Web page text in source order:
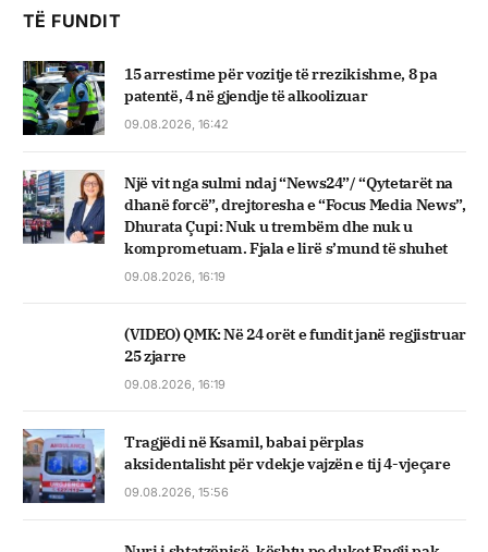
TË FUNDIT
15 arrestime për vozitje të rrezikishme, 8 pa
patentë, 4 në gjendje të alkoolizuar
09.08.2026, 16:42
Një vit nga sulmi ndaj “News24”/ “Qytetarët na
dhanë forcë”, drejtoresha e “Focus Media News”,
Dhurata Çupi: Nuk u trembëm dhe nuk u
komprometuam. Fjala e lirë s’mund të shuhet
09.08.2026, 16:19
(VIDEO) QMK: Në 24 orët e fundit janë regjistruar
25 zjarre
09.08.2026, 16:19
Tragjëdi në Ksamil, babai përplas
aksidentalisht për vdekje vajzën e tij 4-vjeçare
09.08.2026, 15:56